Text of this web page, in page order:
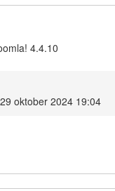
4.4.10
oktober 2024 19:04